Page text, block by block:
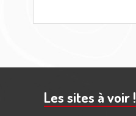
subsidiaire
Les sites à voir !